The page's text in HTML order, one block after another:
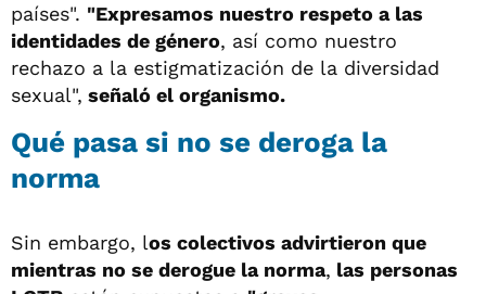
países". "Expresamos nuestro respeto a las
identidades de género, así como nuestro
rechazo a la estigmatización de la diversidad
sexual", señaló el organismo.
Qué pasa si no se deroga la
norma
Sin embargo, los colectivos advirtieron que
mientras no se derogue la norma, las personas